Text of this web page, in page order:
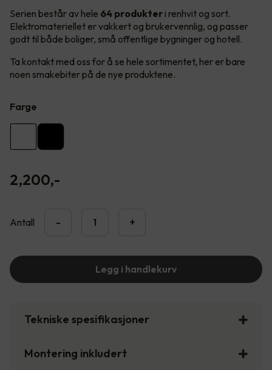
Serien består av hele 64 produkter i renhvit og sort.
Elektromateriellet er vakkert og brukervennlig, og passer
godt til både boliger, små offentlige bygninger og hotell.
Ta kontakt med oss for å se hele sortimentet, her er bare
noen smakebiter på de nye produktene.
Farge
2,200,-
Antall - +
Legg i handlekurv
Tekniske spesifikasjoner
Montering inkludert